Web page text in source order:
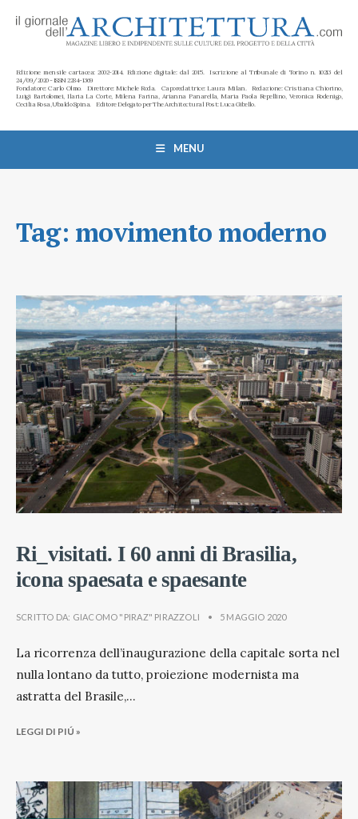
Edizione mensile cartacea: 2002-2014. Edizione digitale: dal 2015. Iscrizione al Tribunale di Torino n. 10213 del
24/09/2020 - ISSN 2284-1369
Fondatore: Carlo Olmo. Direttore: Michele Roda. Caporedattrice: Laura Milan. Redazione: Cristiana Chiorino,
Luigi Bartolomei, Ilaria La Corte, Milena Farina, Arianna Panarella, Maria Paola Repellino, Veronica Rodenigo,
Cecilia Rosa, Ubaldo Spina. Editore Delegato per The Architectural Post: Luca Gibello.
MENU
Tag: movimento moderno
Ri_visitati. I 60 anni di Brasilia,
icona spaesata e spaesante
SCRITTO DA: GIACOMO "PIRAZ" PIRAZZOLI • 5 MAGGIO 2020
La ricorrenza dell’inaugurazione della capitale sorta nel
nulla lontano da tutto, proiezione modernista ma
astratta del Brasile,...
LEGGI DI PIÚ »